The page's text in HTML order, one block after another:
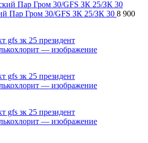
Пар Гром 30/GFS ЗК 25/ЗК 30 8 900